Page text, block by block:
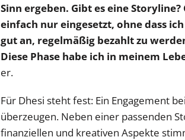
Sinn ergeben. Gibt es eine
einfach nur eingesetzt, ohne dass
gut an, regelmäßig bezahlt zu
Diese Phase habe ich in meinem
er.
Für Dhesi steht fest: Ein Engagement
überzeugen. Neben einer passenden
finanziellen und kreativen Aspekte